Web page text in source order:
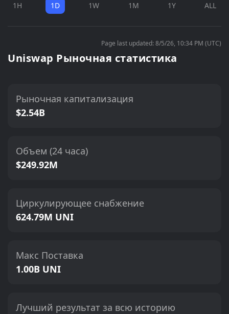
1H 1D 1W 1M 1Y ALL
Page last updated: 8/5/26, 10:34 PM (UTC)
Uniswap Рыночная статистика
Рыночная капитализация
$2.54B
Объем (24 часа)
$249.92M
Циркулирующее снабжение
624.79M UNI
Макс Поставка
1.00B UNI
Лучший результат за всю историю